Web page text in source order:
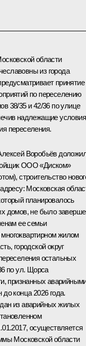
области
из города
принятие
по переселению
38/35 и 42/36 по улице
надлежащие условия
переселения.
Воробьёв
ООО «Диском»
строительство
Московская
планировалось
домов, не было
ее семьи
жилом
городской округ
остальных
по ул. Щорса
признанных
конца 2026 года.
из аварийных жилых
осуществляется
Московской области